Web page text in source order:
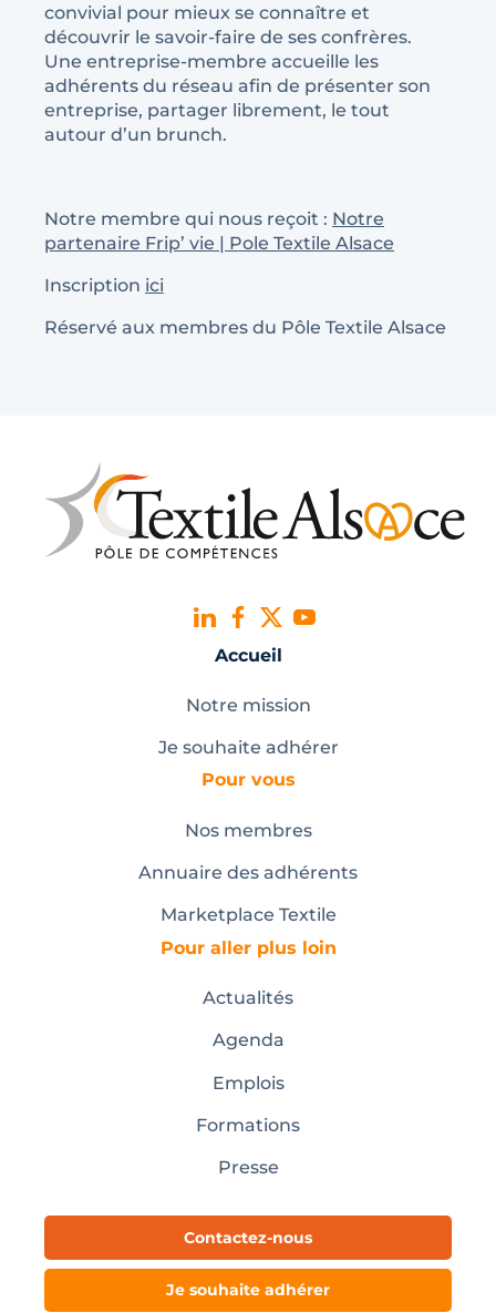
convivial pour mieux se connaître et
découvrir le savoir-faire de ses confrères.
Une entreprise-membre accueille les
adhérents du réseau afin de présenter son
entreprise, partager librement, le tout
autour d’un brunch.
Notre membre qui nous reçoit : Notre
partenaire Frip’ vie | Pole Textile Alsace
Inscription ici
Réservé aux membres du Pôle Textile Alsace
Accueil
Notre mission
Je souhaite adhérer
Pour vous
Nos membres
Annuaire des adhérents
Marketplace Textile
Pour aller plus loin
Actualités
Agenda
Emplois
Formations
Presse
Contactez-nous
Je souhaite adhérer